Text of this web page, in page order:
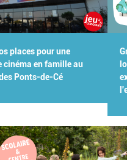
Groupes scolaires, centres de
loisirs, crèches : Kidiklik met son
expertise au service des pros de